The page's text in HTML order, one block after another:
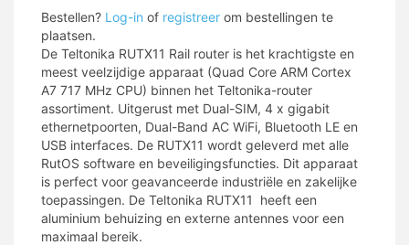
Bestellen? Log-in of registreer om bestellingen te
plaatsen.
De Teltonika RUTX11 Rail router is het krachtigste en
meest veelzijdige apparaat (Quad Core ARM Cortex
A7 717 MHz CPU) binnen het Teltonika-router
assortiment. Uitgerust met Dual-SIM, 4 x gigabit
ethernetpoorten, Dual-Band AC WiFi, Bluetooth LE en
USB interfaces. De RUTX11 wordt geleverd met alle
RutOS software en beveiligingsfuncties. Dit apparaat
is perfect voor geavanceerde industriële en zakelijke
toepassingen. De Teltonika RUTX11 heeft een
aluminium behuizing en externe antennes voor een
maximaal bereik.